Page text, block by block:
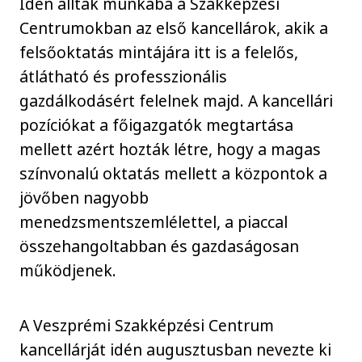
Centrumokban az első kancellárok, akik a
felsőoktatás mintájára itt is a felelős,
átlátható és professzionális
gazdálkodásért felelnek majd. A kancellári
pozíciókat a főigazgatók megtartása
mellett azért hozták létre, hogy a magas
színvonalú oktatás mellett a központok a
jövőben nagyobb
menedzsmentszemlélettel, a piaccal
összehangoltabban és gazdaságosan
működjenek.
A Veszprémi Szakképzési Centrum
kancellárját idén augusztusban nevezte ki